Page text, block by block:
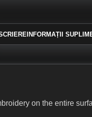
INFORMAȚII
on the entire